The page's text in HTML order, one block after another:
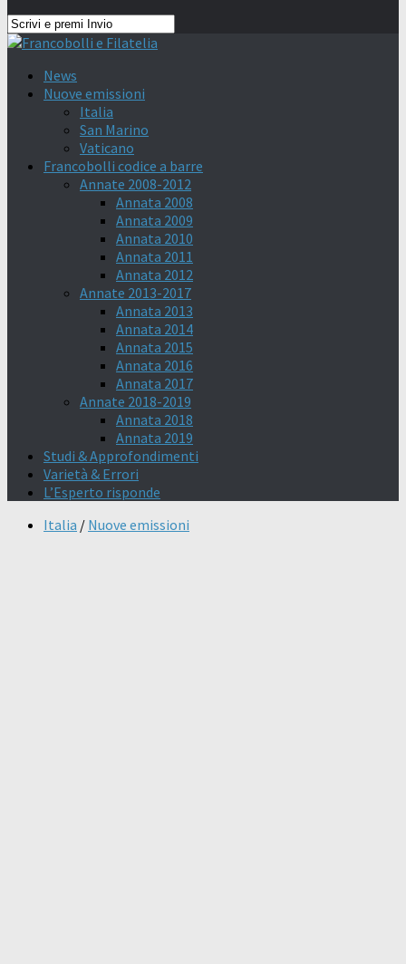
News
Nuove emissioni
Italia
San Marino
Vaticano
Francobolli codice a barre
Annate 2008-2012
Annata 2008
Annata 2009
Annata 2010
Annata 2011
Annata 2012
Annate 2013-2017
Annata 2013
Annata 2014
Annata 2015
Annata 2016
Annata 2017
Annate 2018-2019
Annata 2018
Annata 2019
Studi & Approfondimenti
Varietà & Errori
L’Esperto risponde
Italia / Nuove emissioni